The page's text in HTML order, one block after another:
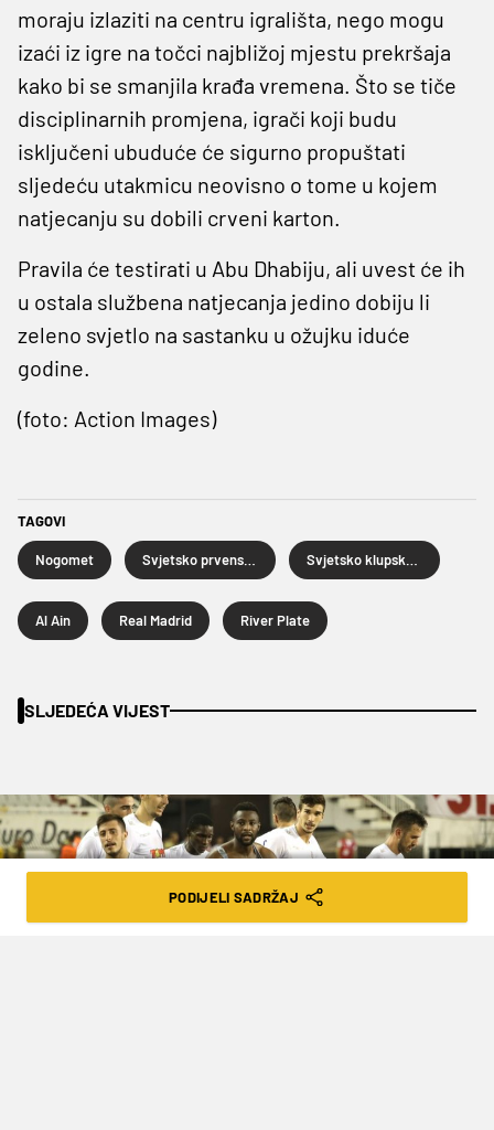
moraju izlaziti na centru igrališta, nego mogu
izaći iz igre na točci najbližoj mjestu prekršaja
kako bi se smanjila krađa vremena. Što se tiče
disciplinarnih promjena, igrači koji budu
isključeni ubuduće će sigurno propuštati
sljedeću utakmicu neovisno o tome u kojem
natjecanju su dobili crveni karton.
Pravila će testirati u Abu Dhabiju, ali uvest će ih
u ostala službena natjecanja jedino dobiju li
zeleno svjetlo na sastanku u ožujku iduće
godine.
(foto: Action Images)
TAGOVI
Nogomet
Al Ain Real Madrid River Plate
SLJEDEĆA VIJEST
PODIJELI SADRŽAJ